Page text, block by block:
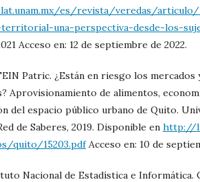
es/revista/veredas/articulo/
una-perspectiva-desde-los-
Acceso en: 12 de septiembre de 2022.
Patric. ¿Están en riesgo los mercados
Aprovisionamiento de alimentos,
del espacio público urbano de Quito.
de Saberes, 2019. Disponible en http://
quito/15203.pdfAcceso en: 10 de
Nacional de Estadística e Informática.